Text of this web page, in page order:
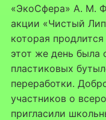
«ЭкоСфера» А. М.
акции «Чистый
которая
этот же день была
пластиковых
переработки.
участников о
пригласили